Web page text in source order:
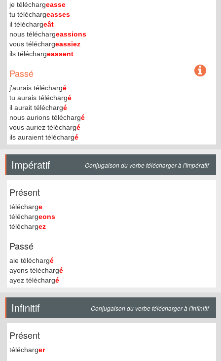
je téléchargeasse
tu téléchargeasses
il téléchargeât
nous téléchargeassions
vous téléchargeassiez
ils téléchargeassent
Passé
j'aurais téléchargé
tu aurais téléchargé
il aurait téléchargé
nous aurions téléchargé
vous auriez téléchargé
ils auraient téléchargé
Impératif Conjugaison du verbe télécharger à l'Impératif
Présent
télécharge
téléchargeons
téléchargez
Passé
aie téléchargé
ayons téléchargé
ayez téléchargé
Infinitif Conjugaison du verbe télécharger à l'Infinitif
Présent
télécharger